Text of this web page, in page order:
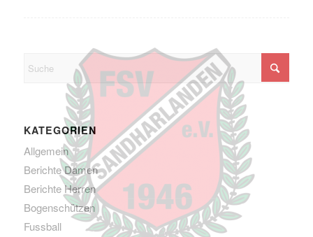
KATEGORIEN
Allgemein
Berichte Damen
Berichte Herren
Bogenschützen
Fussball